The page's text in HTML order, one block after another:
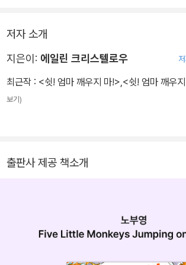
저자 소개
지은이: 에일린 크리스텔로우
최근작 : <쉿! 엄마 깨우지 마!>,<쉿! 엄마 깨우
보기)
출판사 제공 책소개